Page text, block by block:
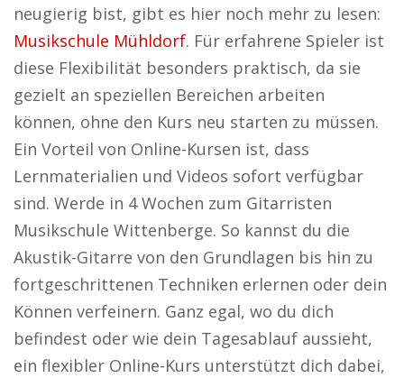
neugierig bist, gibt es hier noch mehr zu lesen:
Musikschule Mühldorf. Für erfahrene Spieler ist
diese Flexibilität besonders praktisch, da sie
gezielt an speziellen Bereichen arbeiten
können, ohne den Kurs neu starten zu müssen.
Ein Vorteil von Online-Kursen ist, dass
Lernmaterialien und Videos sofort verfügbar
sind. Werde in 4 Wochen zum Gitarristen
Musikschule Wittenberge. So kannst du die
Akustik-Gitarre von den Grundlagen bis hin zu
fortgeschrittenen Techniken erlernen oder dein
Können verfeinern. Ganz egal, wo du dich
befindest oder wie dein Tagesablauf aussieht,
ein flexibler Online-Kurs unterstützt dich dabei,